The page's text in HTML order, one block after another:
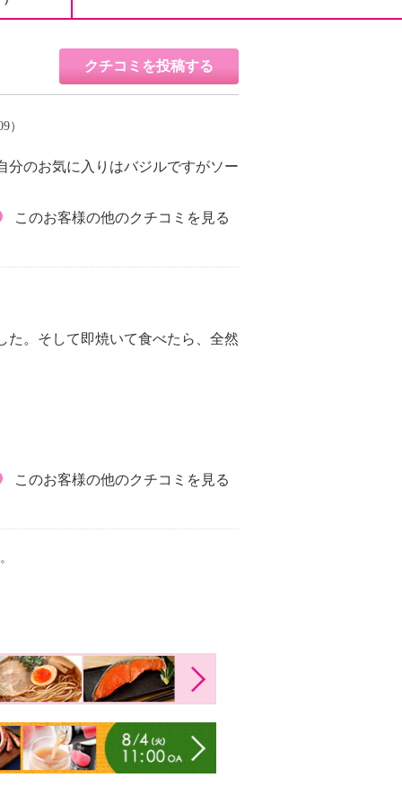
クチコミを投稿する
）
分のお気に入りはバジルですがソー
このお客様の他のクチコミを見る
た。そして即焼いて食べたら、全然
このお客様の他のクチコミを見る